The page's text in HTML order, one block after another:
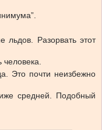
льдов. Разорвать этот
Это почти неизбежно
средней. Подобный